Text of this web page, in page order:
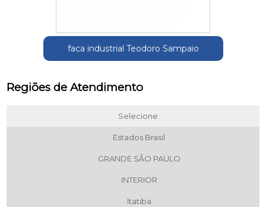
faca industrial Teodoro Sampaio
Regiões de Atendimento
Selecione:
Estados Brasil
GRANDE SÃO PAULO
INTERIOR
Itatiba